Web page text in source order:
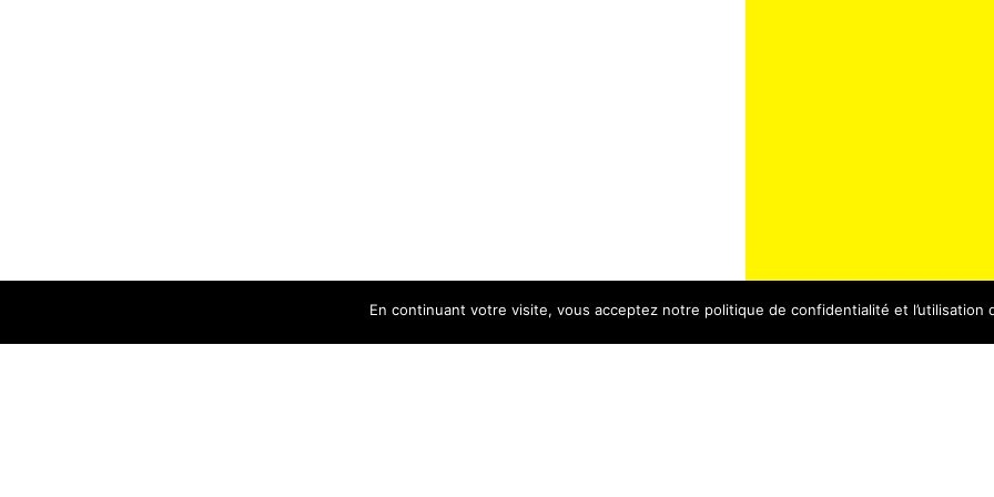
En continuant votre visite, vous acceptez notre politique de confidentialité et l’utilisation